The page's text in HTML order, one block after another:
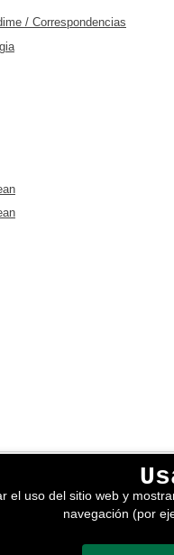
/ Correspondencias
legal y política de privacidad
de Cookies
generales de venta
el uso del sitio web y
navegación (por